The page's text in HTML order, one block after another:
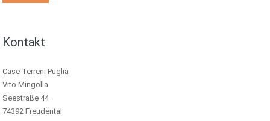
Kontakt
Case Terreni Puglia
Vito Mingolla
Seestraße 44
74392 Freudental